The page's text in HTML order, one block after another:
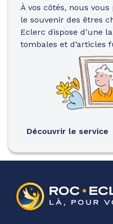
À vos côtés, nous
le souvenir des êtres
Eclerc dispose d’une
tombales et d’articles
Découvrir le service